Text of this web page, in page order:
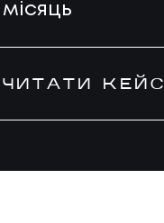
ЧИТАТИ КЕЙС